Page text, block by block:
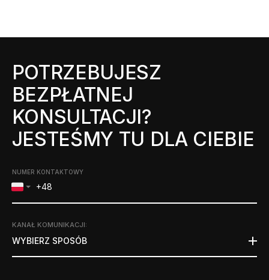
POTRZEBUJESZ
BEZPŁATNEJ
KONSULTACJI?
JESTEŚMY TU DLA CIEBIE
NUMER KONTAKTOWY
KANAŁ KOMUNIKACJI:
WYBIERZ SPOSÓB